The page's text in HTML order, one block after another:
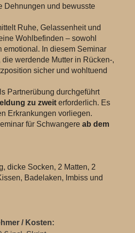
Dehnungen und bewusste
Ruhe, Gelassenheit und
Wohlbefinden – sowohl
emotional. In diesem Seminar
die werdende Mutter in Rücken-,
sicher und wohltuend
Partnerübung durchgeführt
zu zweit erforderlich. Es
Erkrankungen vorliegen.
für Schwangereab dem
dicke Socken, 2 Matten, 2
Badelaken, Imbiss und
/ Kosten: